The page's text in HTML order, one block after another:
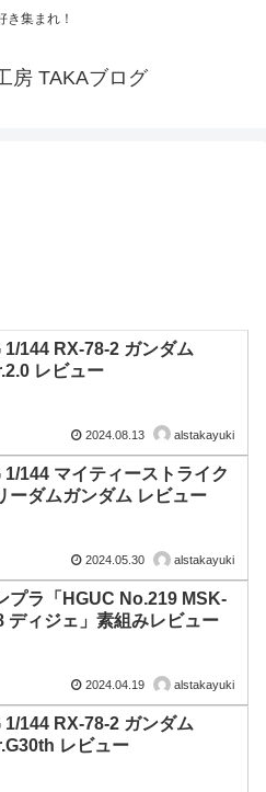
き集まれ！
房 TAKAブログ
1/144 RX-78-2 ガンダム
レビュー
2024.08.13 alstakayuki
1/144 マイティーストライク
ーダムガンダム レビュー
2024.05.30 alstakayuki
プラ「HGUC No.219 MSK-
ディジェ」素組みレビュー
2024.04.19 alstakayuki
1/144 RX-78-2 ガンダム
レビュー